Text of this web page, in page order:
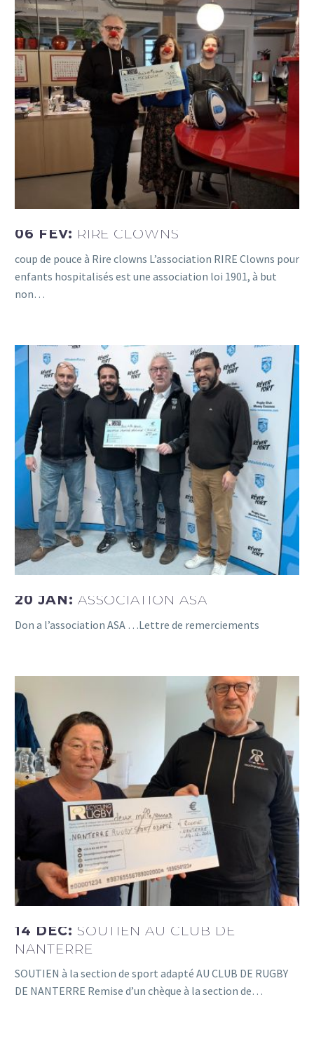
06 FÉV: RIRE CLOWNS
coup de pouce à Rire clowns L’association RIRE Clowns pour
enfants hospitalisés est une association loi 1901, à but
non…
20 JAN: ASSOCIATION ASA
Don a l’association ASA …Lettre de remerciements
14 DÉC: SOUTIEN AU CLUB DE
NANTERRE
SOUTIEN à la section de sport adapté AU CLUB DE RUGBY
DE NANTERRE Remise d’un chèque à la section de…